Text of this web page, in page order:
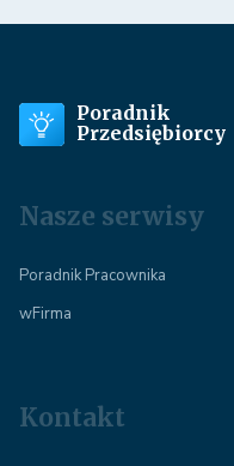
Poradnik
Przedsiębiorcy
Nasze serwisy
Poradnik Pracownika
wFirma
Kontakt